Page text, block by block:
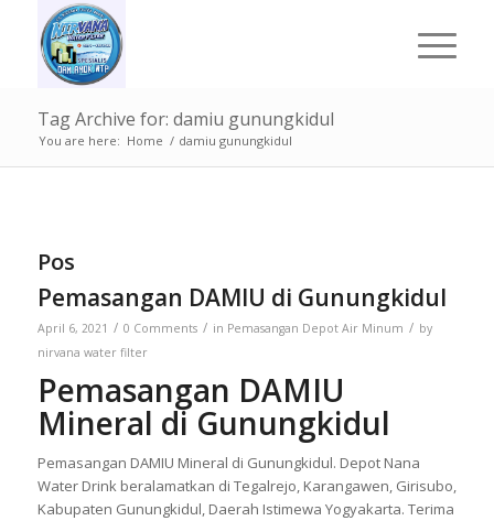
Tag Archive for: damiu gunungkidul
You are here: Home / damiu gunungkidul
Pos
Pemasangan DAMIU di Gunungkidul
April 6, 2021 / 0 Comments / in Pemasangan Depot Air Minum / by
nirvana water filter
Pemasangan DAMIU
Mineral di Gunungkidul
Pemasangan DAMIU Mineral di Gunungkidul. Depot Nana
Water Drink beralamatkan di Tegalrejo, Karangawen, Girisubo,
Kabupaten Gunungkidul, Daerah Istimewa Yogyakarta. Terima